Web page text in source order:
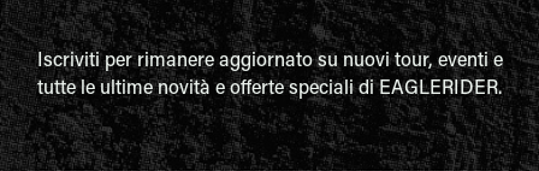
Iscriviti per rimanere aggiornato su nuovi tour, eventi e
tutte le ultime novità e offerte speciali di EAGLERIDER.